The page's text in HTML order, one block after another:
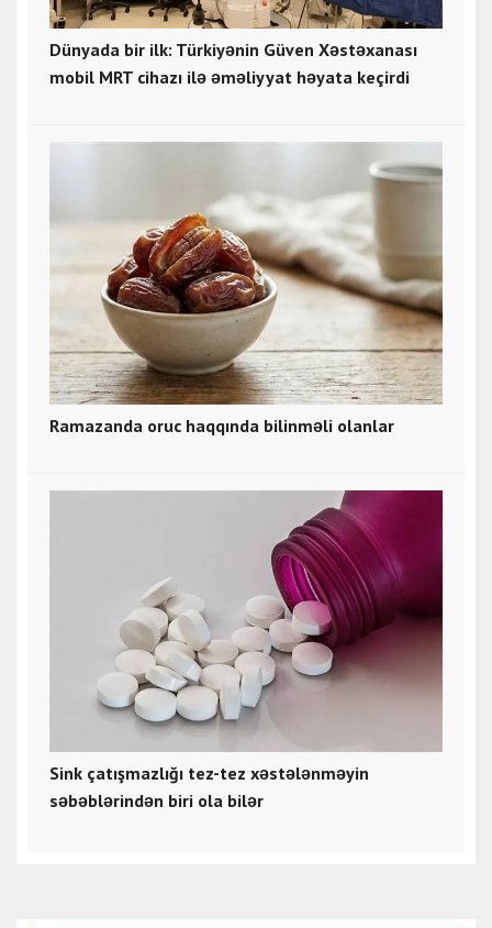
Dünyada bir ilk: Türkiyənin Güven Xəstəxanası
mobil MRT cihazı ilə əməliyyat həyata keçirdi
Ramazanda oruc haqqında bilinməli olanlar
Sink çatışmazlığı tez-tez xəstələnməyin
səbəblərindən biri ola bilər